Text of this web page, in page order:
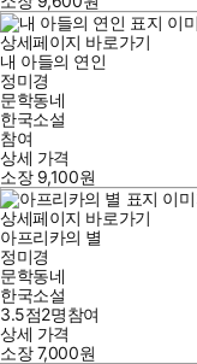
상세페이지 바로가기
내 아들의 연인
정미경
문학동네
한국소설
참여
상세 가격
소장 9,100원
상세페이지 바로가기
아프리카의 별
정미경
문학동네
한국소설
3.5점2명참여
상세 가격
소장7,000원